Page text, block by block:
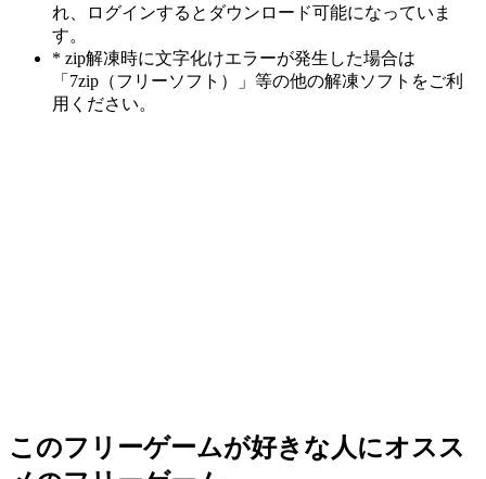
れ、ログインするとダウンロード可能になっていま
す。
* zip解凍時に文字化けエラーが発生した場合は
「7zip（フリーソフト）」等の他の解凍ソフトをご利
用ください。
このフリーゲームが好きな人にオスス